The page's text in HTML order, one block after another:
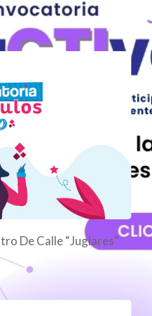
De Calle “Juglares”